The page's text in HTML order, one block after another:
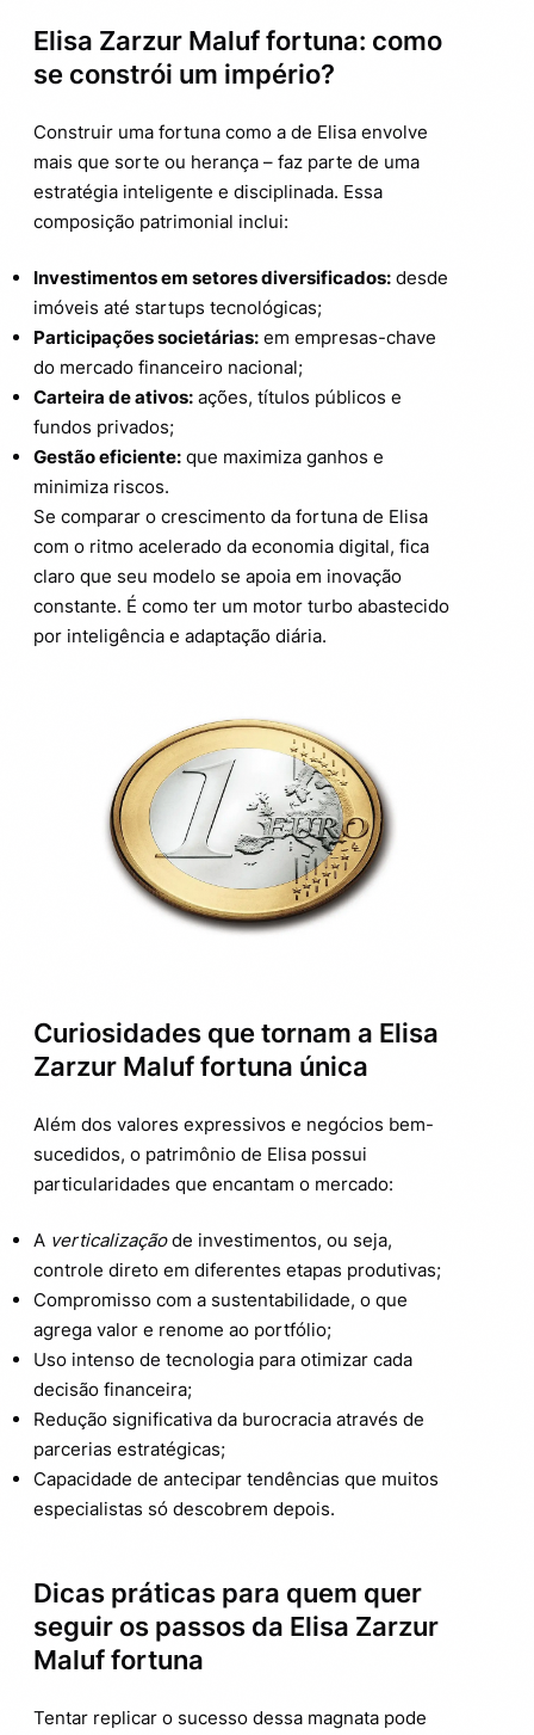
Elisa Zarzur Maluf fortuna: como
se constrói um império?
Construir uma fortuna como a de Elisa envolve
mais que sorte ou herança – faz parte de uma
estratégia inteligente e disciplinada. Essa
composição patrimonial inclui:
Investimentos em setores diversificados: desde
imóveis até startups tecnológicas;
Participações societárias: em empresas-chave
do mercado financeiro nacional;
Carteira de ativos: ações, títulos públicos e
fundos privados;
Gestão eficiente: que maximiza ganhos e
minimiza riscos.
Se comparar o crescimento da fortuna de Elisa
com o ritmo acelerado da economia digital, fica
claro que seu modelo se apoia em inovação
constante. É como ter um motor turbo abastecido
por inteligência e adaptação diária.
Curiosidades que tornam a Elisa
Zarzur Maluf fortuna única
Além dos valores expressivos e negócios bem-
sucedidos, o patrimônio de Elisa possui
particularidades que encantam o mercado:
A verticalizaçãode investimentos, ou seja,
controle direto em diferentes etapas produtivas;
Compromisso com a sustentabilidade, o que
agrega valor e renome ao portfólio;
Uso intenso de tecnologia para otimizar cada
decisão financeira;
Redução significativa da burocracia através de
parcerias estratégicas;
Capacidade de antecipar tendências que muitos
especialistas só descobrem depois.
Dicas práticas para quem quer
seguir os passos da Elisa Zarzur
Maluf fortuna
Tentar replicar o sucesso dessa magnata pode